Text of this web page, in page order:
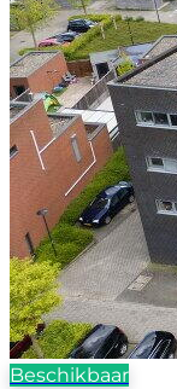
Beschikbaar